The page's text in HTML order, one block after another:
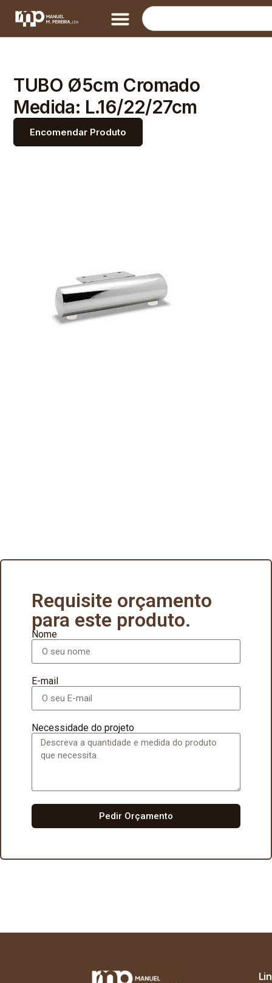
TUBO Ø5cm Cromado
Medida: L.16/22/27cm
Encomendar Produto
Requisite orçamento
para este produto.
Nome
E-mail
Necessidade do projeto
Pedir Orçamento